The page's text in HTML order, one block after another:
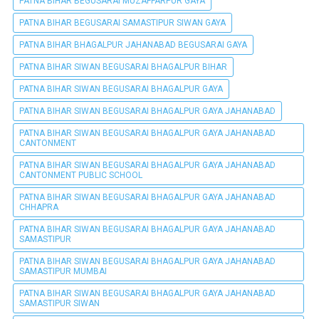
PATNA BIHAR BEGUSARAI SAMASTIPUR SIWAN GAYA
PATNA BIHAR BHAGALPUR JAHANABAD BEGUSARAI GAYA
PATNA BIHAR SIWAN BEGUSARAI BHAGALPUR BIHAR
PATNA BIHAR SIWAN BEGUSARAI BHAGALPUR GAYA
PATNA BIHAR SIWAN BEGUSARAI BHAGALPUR GAYA JAHANABAD
PATNA BIHAR SIWAN BEGUSARAI BHAGALPUR GAYA JAHANABAD
CANTONMENT
PATNA BIHAR SIWAN BEGUSARAI BHAGALPUR GAYA JAHANABAD
CANTONMENT PUBLIC SCHOOL
PATNA BIHAR SIWAN BEGUSARAI BHAGALPUR GAYA JAHANABAD
CHHAPRA
PATNA BIHAR SIWAN BEGUSARAI BHAGALPUR GAYA JAHANABAD
SAMASTIPUR
PATNA BIHAR SIWAN BEGUSARAI BHAGALPUR GAYA JAHANABAD
SAMASTIPUR MUMBAI
PATNA BIHAR SIWAN BEGUSARAI BHAGALPUR GAYA JAHANABAD
SAMASTIPUR SIWAN